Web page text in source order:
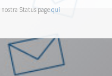
Status pagequi